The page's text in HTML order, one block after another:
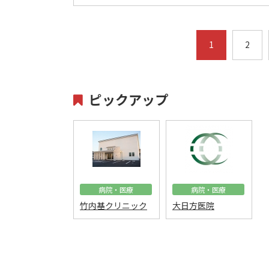
1 2
ピックアップ
病院・医療
竹内基クリニック
病院・医療
大日方医院